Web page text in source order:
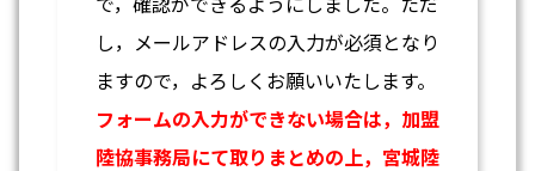
し，メールアドレスの入力が必須となり
ますので，よろしくお願いいたします。
フォームの入力ができない場合は，加盟
陸協事務局にて取りまとめの上，宮城陸